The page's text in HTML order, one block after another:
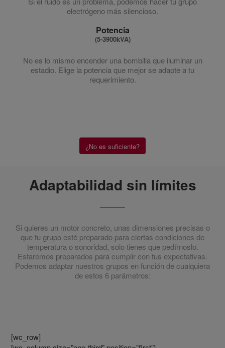
electrógeno más silencioso.
Potencia
(5-3900kVA)
No es lo mismo encender una bombilla que iluminar un
estadio. Elige la potencia que mejor se adapte a tu
requerimiento.
¿No es suficiente?
Adaptabilidad sin límites
Si quieres un motor concreto, unas dimensiones precisas o
que tu grupo esté preparado para ciertas condiciones de
temperatura o sonoridad, solo tienes que pedírnoslo.
Estaremos preparados para cumplir con tus expectativas.
Podemos adaptar nuestros grupos en función de cualquiera
de estos 6 parámetros:
[wc_row]